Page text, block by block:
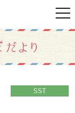
SST